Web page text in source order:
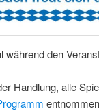
während den
Handlung, alle